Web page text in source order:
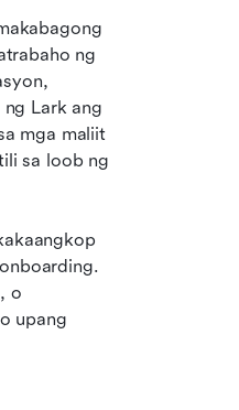
ng
Lark ang
mga maliit
sa loob ng
o
upang